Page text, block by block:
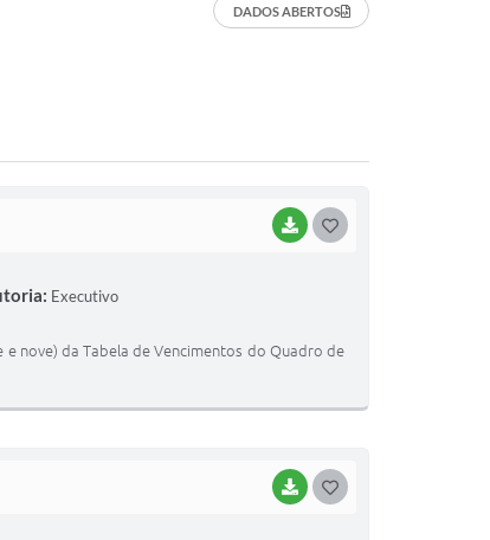
DADOS ABERTOS
BAIXAR
I
Executivo
nove) da Tabela de Vencimentos do Quadro de
BAIXAR